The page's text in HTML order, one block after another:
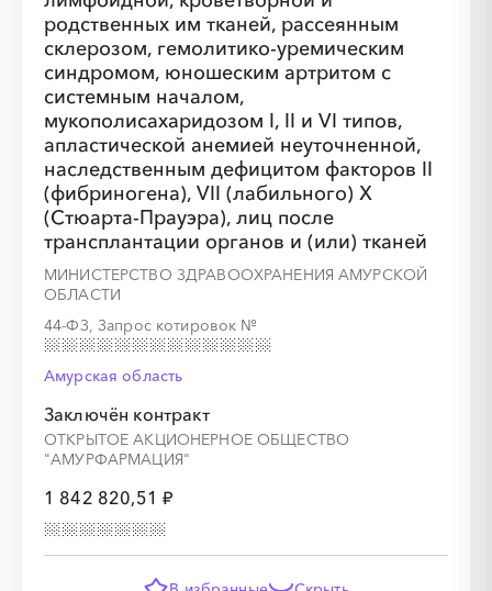
родственных им тканей, рассеянным
склерозом, гемолитико-уремическим
синдромом, юношеским артритом с
системным началом,
мукополисахаридозом I, II и VI типов,
апластической анемией неуточненной,
наследственным дефицитом факторов II
(фибриногена), VII (лабильного) X
(Стюарта-Прауэра), лиц после
трансплантации органов и (или) тканей
МИНИСТЕРСТВО ЗДРАВООХРАНЕНИЯ АМУРСКОЙ
ОБЛАСТИ
44-ФЗ, Запрос котировок №
Амурская область
Заключён контракт
ОТКРЫТОЕ АКЦИОНЕРНОЕ ОБЩЕСТВО
"АМУРФАРМАЦИЯ"
1 842 820,51 ₽